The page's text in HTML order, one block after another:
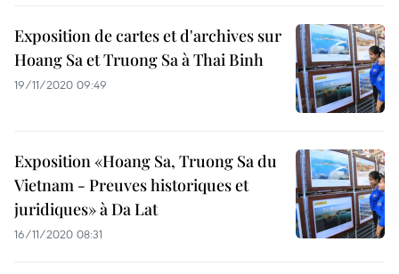
Exposition de cartes et d'archives sur
Hoang Sa et Truong Sa à Thai Binh
19/11/2020 09:49
Exposition «Hoang Sa, Truong Sa du
Vietnam - Preuves historiques et
juridiques» à Da Lat
16/11/2020 08:31